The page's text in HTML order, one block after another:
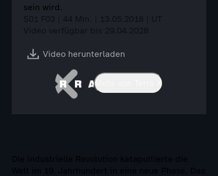
sein wird.
S01 F03 | 44 Min. | 13.05.2018 | UT
Video verfügbar bis 29.04.2028
Video herunterladen
Mehr von Terra X
Die industrielle Revolution katapultierte die
Welt im 19. Jahrhundert in eine neue Phase. Das